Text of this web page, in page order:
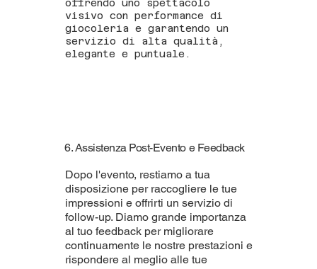
offrendo uno spettacolo
visivo con performance di
giocoleria e garantendo un
servizio di alta qualità,
elegante e puntuale.
6. Assistenza Post-Evento e Feedback
Dopo l'evento, restiamo a tua
disposizione per raccogliere le tue
impressioni e offrirti un servizio di
follow-up. Diamo grande importanza
al tuo feedback per migliorare
continuamente le nostre prestazioni e
rispondere al meglio alle tue